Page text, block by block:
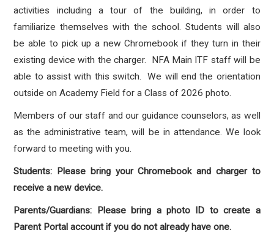
activities including a tour of the building, in order to
familiarize themselves with the school. Students will also
be able to pick up a new Chromebook if they turn in their
existing device with the charger. NFA Main ITF staff will be
able to assist with this switch. We will end the orientation
outside on Academy Field for a Class of 2026 photo.
Members of our staff and our guidance counselors, as well
as the administrative team, will be in attendance. We look
forward to meeting with you.
Students: Please bring your Chromebook and charger to
receive a new device.
Parents/Guardians: Please bring a photo ID to create a
Parent Portal account if you do not already have one.